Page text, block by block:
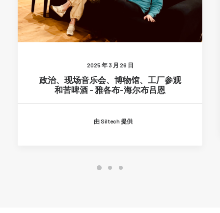
2025 年 3 月 26 日
政治、现场音乐会、博物馆、工厂参观
和苦啤酒 - 雅各布-海尔布吕恩
由 Siltech 提供